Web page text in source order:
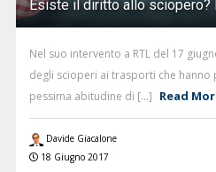
Esiste il diritto allo sciopero?
Nel suo intervento a RTL del 17
degli scioperi ai trasporti che hanno
pessima abitudine di [...] Read
Davide Giacalone
18 Giugno 2017